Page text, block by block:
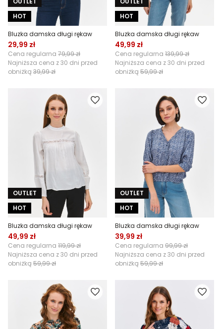
HOT
Bluzka damska długi rękaw
29,99 zł
Cena regularna 79,99 zł
Najniższa cena z 30 dni przed
obniżką 39,99 zł
HOT
Bluzka damska długi rękaw
49,99 zł
Cena regularna 139,99 zł
Najniższa cena z 30 dni przed
obniżką 59,99 zł
OUTLET
HOT
Bluzka damska długi rękaw
49,99 zł
Cena regularna 119,99 zł
Najniższa cena z 30 dni przed
obniżką 59,99 zł
OUTLET
HOT
Bluzka damska długi rękaw
39,99 zł
Cena regularna 99,99 zł
Najniższa cena z 30 dni przed
obniżką 59,99 zł